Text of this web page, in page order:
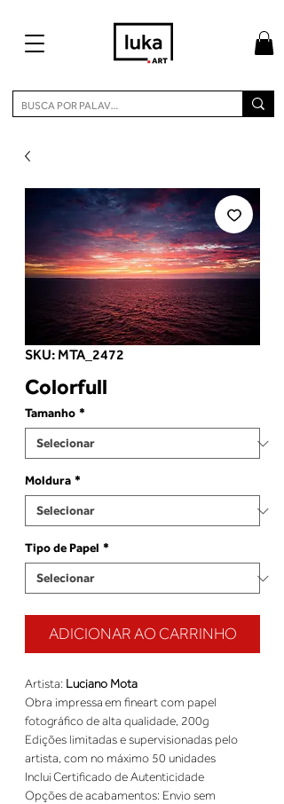
SKU: MTA_2472
Colorfull
Tamanho *
Moldura *
Tipo de Papel *
ADICIONAR AO CARRINHO
Artista: Luciano Mota
Obra impressa em fineart com papel
fotográfico de alta qualidade, 200g
Edições limitadas e supervisionadas pelo
artista, com no máximo 50 unidades
Inclui Certificado de Autenticidade
Opções de acabamentos: Envio sem